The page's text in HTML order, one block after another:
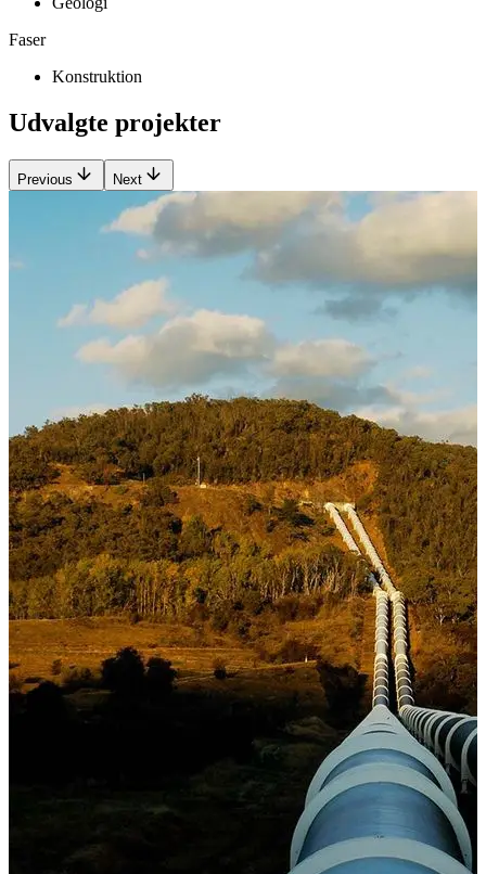
Faser
Konstruktion
Udvalgte projekter
Previous Next